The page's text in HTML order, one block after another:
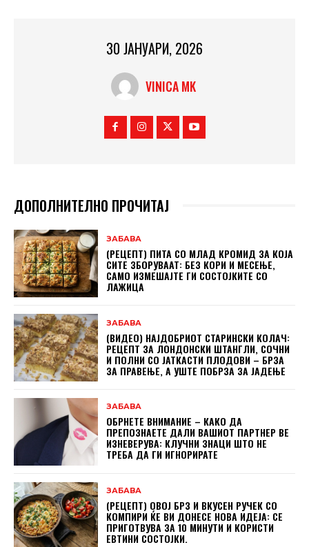
30 ЈАНУАРИ, 2026
VINICA MK
ДОПОЛНИТЕЛНО ПРОЧИТАЈ
ЗАБАВА
(РЕЦЕПТ) ПИТА СО МЛАД КРОМИД ЗА КОЈА
СИТЕ ЗБОРУВААТ: БЕЗ КОРИ И МЕСЕЊЕ,
САМО ИЗМЕШАЈТЕ ГИ СОСТОЈКИТЕ СО
ЛАЖИЦА
ЗАБАВА
(ВИДЕО) НАЈДОБРИОТ СТАРИНСКИ КОЛАЧ:
РЕЦЕПТ ЗА ЛОНДОНСКИ ШТАНГЛИ, СОЧНИ
И ПОЛНИ СО ЈАТКАСТИ ПЛОДОВИ – БРЗА
ЗА ПРАВЕЊЕ, А УШТЕ ПОБРЗА ЗА ЈАДЕЊЕ
ЗАБАВА
ОБРНЕТЕ ВНИМАНИЕ – КАКО ДА
ПРЕПОЗНАЕТЕ ДАЛИ ВАШИОТ ПАРТНЕР ВЕ
ИЗНЕВЕРУВА: КЛУЧНИ ЗНАЦИ ШТО НЕ
ТРЕБА ДА ГИ ИГНОРИРАТЕ
ЗАБАВА
(РЕЦЕПТ) ОВОЈ БРЗ И ВКУСЕН РУЧЕК СО
КОМПИРИ ЌЕ ВИ ДОНЕСЕ НОВА ИДЕЈА: СЕ
ПРИГОТВУВА ЗА 10 МИНУТИ И КОРИСТИ
ЕВТИНИ СОСТОЈКИ.